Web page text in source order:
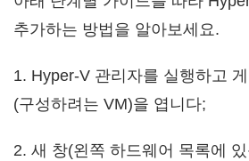
추가하는 방법을 알아보세요.
1. Hyper-V 관리자를 실행하고
(구성하려는 VM)을 엽니다;
2. 새 창(왼쪽 하드웨어 목록에